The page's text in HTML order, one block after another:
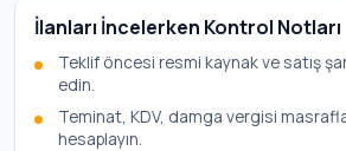
İlanları İncelerken Kontrol Notları
Teklif öncesi resmi kaynak ve satış
edin.
Teminat, KDV, damga vergisi
hesaplayın.